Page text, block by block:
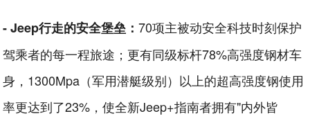
- Jeep行走的安全堡垒：70项主被动安全科技时刻保护
驾乘者的每一程旅途；更有同级标杆78%高强度钢材车
身，1300Mpa（军用潜艇级别）以上的超高强度钢使用
率更达到了23%，使全新Jeep+指南者拥有"内外皆